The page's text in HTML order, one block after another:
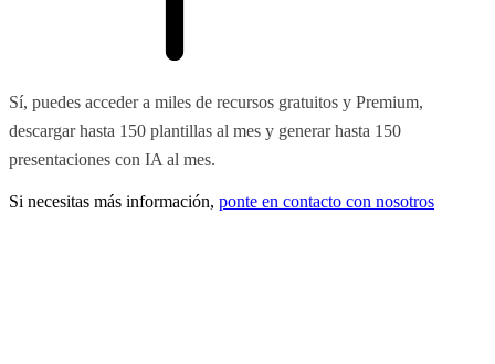
Sí, puedes acceder a miles de recursos gratuitos y Premium,
descargar hasta 150 plantillas al mes y generar hasta 150
presentaciones con IA al mes.
Si necesitas más información, ponte en contacto con nosotros